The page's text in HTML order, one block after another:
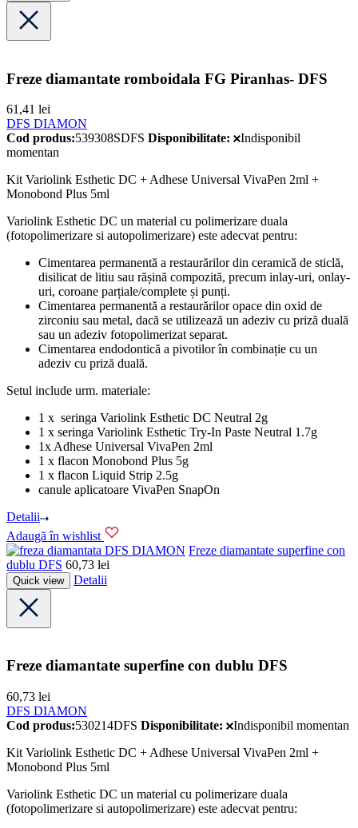
Freze diamantate romboidala FG Piranhas- DFS
61,41 lei
DFS DIAMON
Cod produs:539308SDFS Disponibilitate:
Indisponibil
momentan
Kit Variolink Esthetic DC + Adhese Universal VivaPen 2ml +
Monobond Plus 5ml
Variolink Esthetic DC un material cu polimerizare duala
(fotopolimerizare si autopolimerizare) este adecvat pentru:
Cimentarea permanentă a restaurărilor din ceramică de sticlă,
disilicat de litiu sau rășină compozită, precum inlay-uri, onlay-
uri, coroane parțiale/complete și punți.
Cimentarea permanentă a restaurărilor opace din oxid de
zirconiu sau metal, dacă se utilizează un adeziv cu priză duală
sau un adeziv fotopolimerizat separat.
Cimentarea endodontică a pivotilor în combinație cu un
adeziv cu priză duală.
Setul include urm. materiale:
1 x seringa Variolink Esthetic DC Neutral 2g
1 x seringa Variolink Esthetic Try-In Paste Neutral 1.7g
1x Adhese Universal VivaPen 2ml
1 x flacon Monobond Plus 5g
1 x flacon Liquid Strip 2.5g
canule aplicatoare VivaPen SnapOn
Detalii
Adaugă în wishlist
DFS DIAMON Freze diamantate superfine con
dublu DFS 60,73 lei
Quick view Detalii
Freze diamantate superfine con dublu DFS
60,73 lei
DFS DIAMON
Cod produs:530214DFS Disponibilitate:
Indisponibil momentan
Kit Variolink Esthetic DC + Adhese Universal VivaPen 2ml +
Monobond Plus 5ml
Variolink Esthetic DC un material cu polimerizare duala
(fotopolimerizare si autopolimerizare) este adecvat pentru: